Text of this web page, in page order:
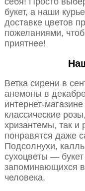
букет, а наши
доставке цветов
пожеланиями,
приятнее!
Ветка сирени в
анемоны в
интернет-
классические
хризантемы, так и
понравятся даже
Подсолнухи,
сухоцветы —
запоминающихся
человека.